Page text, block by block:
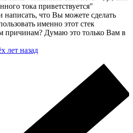
тока приветствуется"
написать, что Вы можете сделать
именно этот стек
причинам? Думаю это только Вам в
лет назад